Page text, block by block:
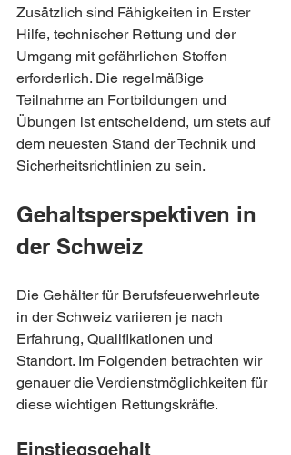
Zusätzlich sind Fähigkeiten in Erster
Hilfe, technischer Rettung und der
Umgang mit gefährlichen Stoffen
erforderlich. Die regelmäßige
Teilnahme an Fortbildungen und
Übungen ist entscheidend, um stets auf
dem neuesten Stand der Technik und
Sicherheitsrichtlinien zu sein.
Gehaltsperspektiven in
der Schweiz
Die Gehälter für Berufsfeuerwehrleute
in der Schweiz variieren je nach
Erfahrung, Qualifikationen und
Standort. Im Folgenden betrachten wir
genauer die Verdienstmöglichkeiten für
diese wichtigen Rettungskräfte.
Einstiegsgehalt